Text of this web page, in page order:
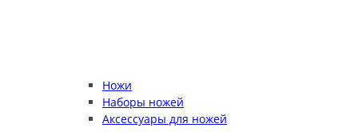
Ножи
Наборы ножей
Аксессуары для ножей